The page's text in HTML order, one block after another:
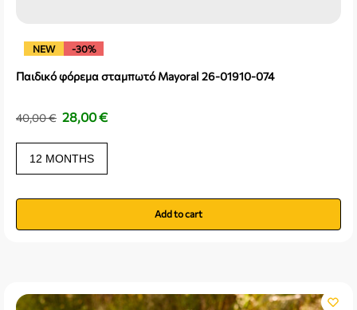
NEW -30%
Παιδικό φόρεμα σταμπωτό Mayoral 26-01910-074
40,00€ 28,00€
12 MONTHS
Add to cart